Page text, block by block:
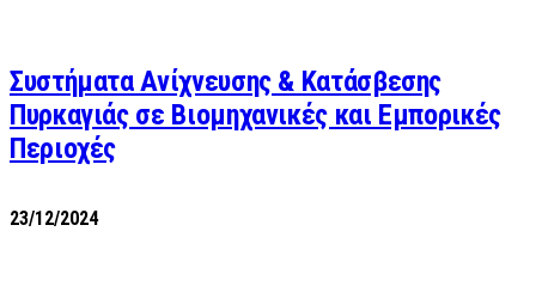
Συστήματα Ανίχνευσης & Κατάσβεσης
Πυρκαγιάς σε Βιομηχανικές και Εμπορικές
Περιοχές
23/12/2024